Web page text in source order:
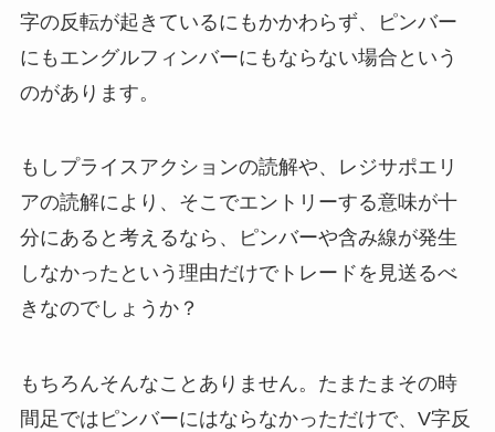
字の反転が起きているにもかかわらず、ピンバー
にもエングルフィンバーにもならない場合という
のがあります。
もしプライスアクションの読解や、レジサポエリ
アの読解により、そこでエントリーする意味が十
分にあると考えるなら、ピンバーや含み線が発生
しなかったという理由だけでトレードを見送るべ
きなのでしょうか？
もちろんそんなことありません。たまたまその時
間足ではピンバーにはならなかっただけで、V字反